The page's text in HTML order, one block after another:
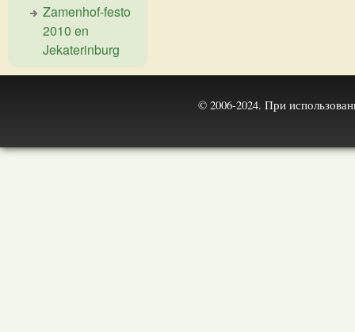
Zamenhof-festo
2010 en
Jekaterinburg
© 2006-2024. При